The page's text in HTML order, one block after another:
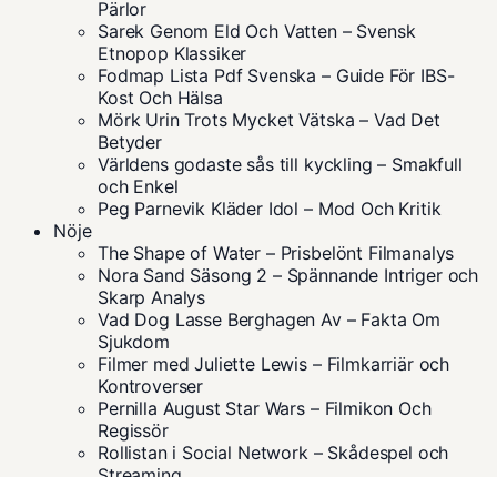
Pärlor
Sarek Genom Eld Och Vatten – Svensk
Etnopop Klassiker
Fodmap Lista Pdf Svenska – Guide För IBS-
Kost Och Hälsa
Mörk Urin Trots Mycket Vätska – Vad Det
Betyder
Världens godaste sås till kyckling – Smakfull
och Enkel
Peg Parnevik Kläder Idol – Mod Och Kritik
Nöje
The Shape of Water – Prisbelönt Filmanalys
Nora Sand Säsong 2 – Spännande Intriger och
Skarp Analys
Vad Dog Lasse Berghagen Av – Fakta Om
Sjukdom
Filmer med Juliette Lewis – Filmkarriär och
Kontroverser
Pernilla August Star Wars – Filmikon Och
Regissör
Rollistan i Social Network – Skådespel och